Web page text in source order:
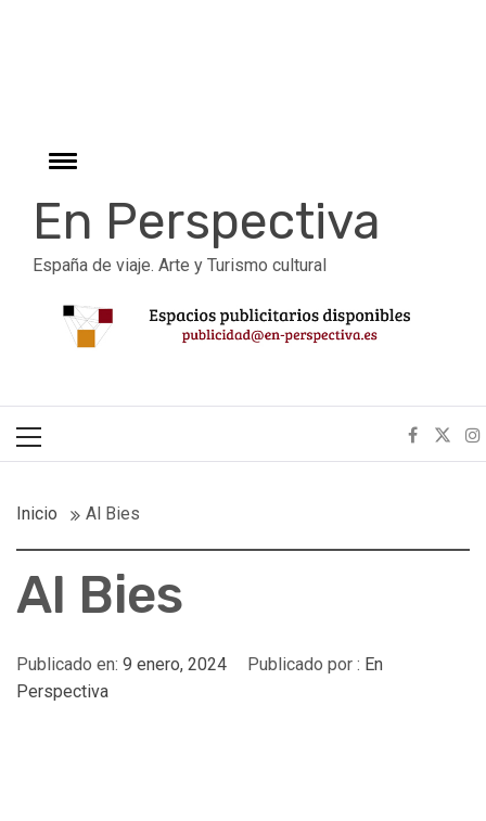
contenido
Cambiar
En Perspectiva
España de viaje. Arte y Turismo cultural
principal
Inicio Al Bies
Al Bies
Publicado en: 9 enero, 2024 Publicado por : En
Perspectiva